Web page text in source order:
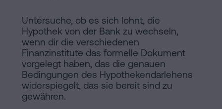
Untersuche, ob es sich lohnt, die
Hypothek von der Bank zu wechseln,
wenn dir die verschiedenen
Finanzinstitute das formelle Dokument
vorgelegt haben, das die genauen
Bedingungen des Hypothekendarlehens
widerspiegelt, das sie bereit sind zu
gewähren.